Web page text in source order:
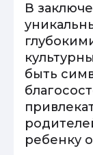
В
быть
ребенку